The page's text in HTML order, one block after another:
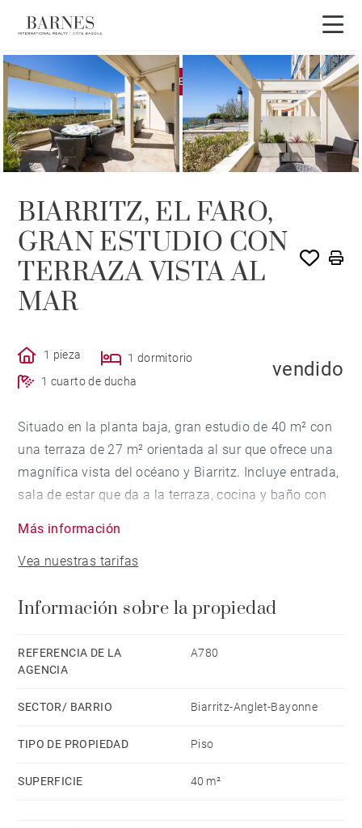
EXCLUSIVIDAD VENDIDO POR BARNES
BIARRITZ, EL FARO,
GRAN ESTUDIO CON
TERRAZA VISTA AL
MAR
1 pieza
1 dormitorio
1 cuarto de ducha
vendido
Situado en la planta baja, gran estudio de 40 m² con
una terraza de 27 m² orientada al sur que ofrece una
magnífica vista del océano y Biarritz. Incluye entrada,
sala de estar que da a la terraza, cocina y baño con
propiedad.
Más información
Vea nuestras tarifas
Información sobre la propiedad
REFERENCIA DE LA
AGENCIA
A780
SECTOR/ BARRIO Biarritz-Anglet-Bayonne
TIPO DE PROPIEDAD Piso
SUPERFICIE 40 m²